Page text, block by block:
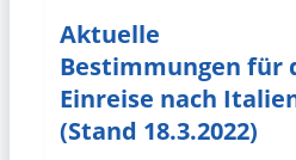
Aktuelle
Bestimmungen für
Einreise nach
(Stand 18.3.2022)